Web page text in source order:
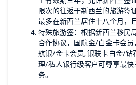
限次的往返于新西兰的旅游签
最多在新西兰居住十八个月，
特殊旅游签：根据新西兰移民
合作协议，国航金/白金卡会
航银/金卡会员, 银联卡白金/钻
理/私人银行级客户可尊享最
务。